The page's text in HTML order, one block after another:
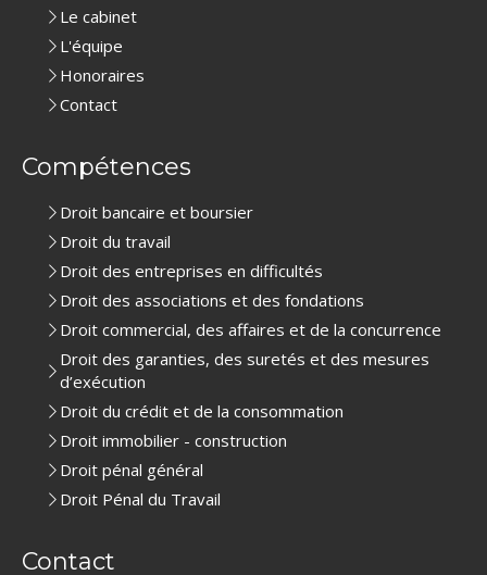
Le cabinet
L'équipe
Honoraires
Contact
Compétences
Droit bancaire et boursier
Droit du travail
Droit des entreprises en difficultés
Droit des associations et des fondations
Droit commercial, des affaires et de la concurrence
Droit des garanties, des suretés et des mesures
d’exécution
Droit du crédit et de la consommation
Droit immobilier - construction
Droit pénal général
Droit Pénal du Travail
Contact